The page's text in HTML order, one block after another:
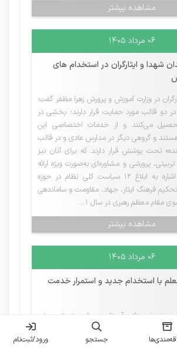
مشاهده بیشتر
۰۶ مرداد ۱۴۰۵
شهدا و ایثارگران در استخدام های
در وزارت آموزش و پرورش زهرا مظفر گفت:
در دو قالب مورد حمایت قرار دارند؛ بخشی در
می‌کنند و از خدمات اختصاصی این
و گروهی دیگر در مدارس عادی و در قالب
تحت پوشش قرار دارند که برای آنان نیز
پرورشی و مشاوره‌ای به‌صورت ویژه ارائه
می‌شود. وی با اشاره به ابلاغ ۱۲ سیاست کلی نظام در حوزه
فرهنگ ایثار، جهاد، مقاومت و ساماندهی
سوی مقام معظم رهبری در سال ۱...
مشاهده بیشتر
۰۶ مرداد ۱۴۰۵
با استخدام جدید و استمرار خدمت
نیروهای آموزش‌وپرورش هستیم وزیر
بیان این‌که پیش‌بینی می‌شود سال تحصیلی
همانند ۲ سال گذشته با آرامش و نشاط آغاز شود، گفت:
جستجو ورود/ثبت‌نام